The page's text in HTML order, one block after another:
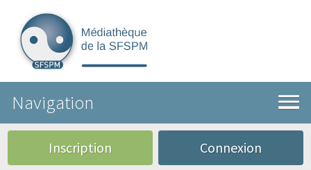
Navigation
Inscription Connexion